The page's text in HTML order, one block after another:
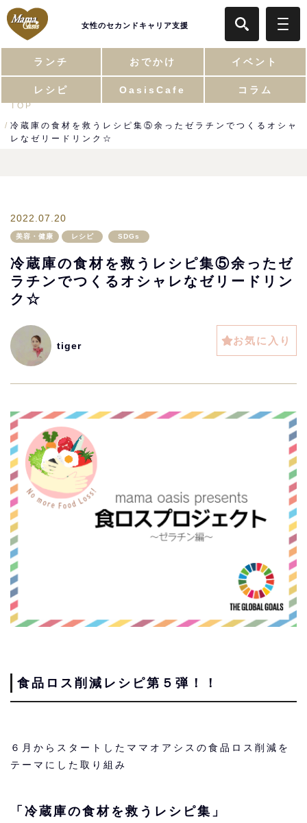
女性のセカンドキャリア支援
ランチ おでかけ イベント
レシピ OasisCafe コラム
TOP
冷蔵庫の食材を救うレシピ集⑤余ったゼラチンでつくるオシャ
レなゼリードリンク☆
2022.07.20
美容・健康 レシピ SDGs
冷蔵庫の食材を救うレシピ集⑤余ったゼ
ラチンでつくるオシャレなゼリードリン
ク☆
tiger お気に入り
食品ロス削減レシピ第５弾！！
６月からスタートしたママオアシスの食品ロス削減を
テーマにした取り組み
「冷蔵庫の食材を救うレシピ集」